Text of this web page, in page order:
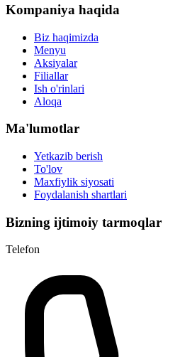
Kompaniya haqida
Biz haqimizda
Menyu
Aksiyalar
Filiallar
Ish o'rinlari
Aloqa
Ma'lumotlar
Yetkazib berish
To'lov
Maxfiylik siyosati
Foydalanish shartlari
Bizning ijtimoiy tarmoqlar
Telefon